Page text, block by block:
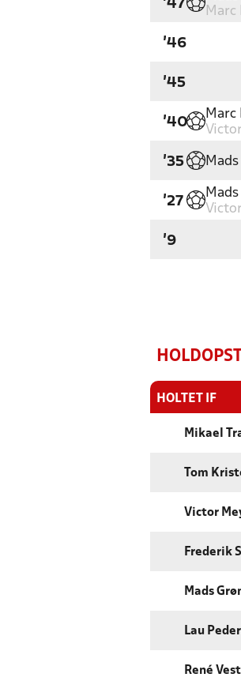
'47
Marc
'46
'45
'40
Marc
'35
'27
'9
HOLTET IF
Mikael
Tom
Victor
Frederik
Mads
Lau
René